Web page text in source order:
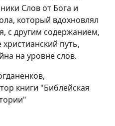
Гламоздинов,
Гламоздинов,
Гламоздинов,
Слов от Бога и
который вдохновлял
с другим содержанием,
путь,
на уровне слов.
книги "Библейская